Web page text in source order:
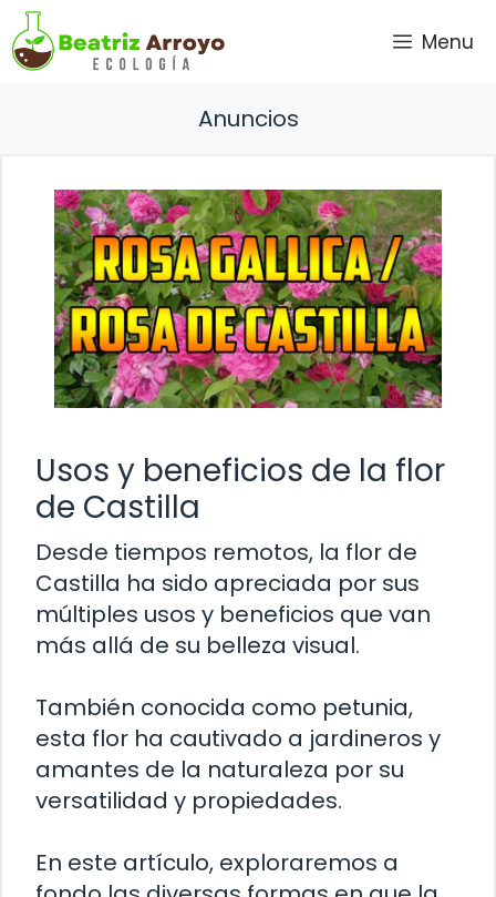
Saltar
al
contenido
Menu
Anuncios
Usos y beneficios de la flor
de Castilla
Desde tiempos remotos, la flor de
Castilla ha sido apreciada por sus
múltiples usos y beneficios que van
más allá de su belleza visual.
También conocida como petunia,
esta flor ha cautivado a jardineros y
amantes de la naturaleza por su
versatilidad y propiedades.
En este artículo, exploraremos a